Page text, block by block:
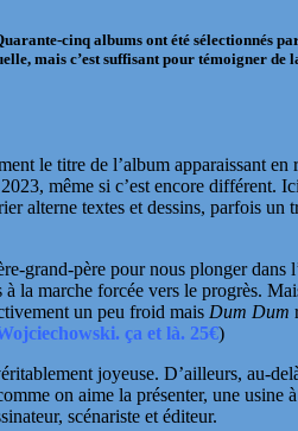
cinq albums ont été sélectionnés
mais c’est suffisant pour témoigner
le titre de l’album apparaissant
même si c’est encore
textes et dessins, parfois un
grand-père pour nous plonger dans
la marche forcée vers le progrès.
un peu froid mais Dum Dum
ça et là. 25€)
joyeuse. D’ailleurs, au-
on aime la présenter, une usine
scénariste et éditeur.